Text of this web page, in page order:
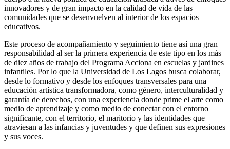
innovadores y de gran impacto en la calidad de vida de las
comunidades que se desenvuelven al interior de los espacios
educativos.
Este proceso de acompañamiento y seguimiento tiene así una gran
responsabilidad al ser la primera experiencia de este tipo en los más
de diez años de trabajo del Programa Acciona en escuelas y jardines
infantiles. Por lo que la Universidad de Los Lagos busca colaborar,
desde lo formativo y desde los enfoques transversales para una
educación artística transformadora, como género, interculturalidad y
garantía de derechos, con una experiencia donde prime el arte como
medio de aprendizaje y como medio de conectar con el entorno
significante, con el territorio, el maritorio y las identidades que
atraviesan a las infancias y juventudes y que definen sus expresiones
y sus voces.